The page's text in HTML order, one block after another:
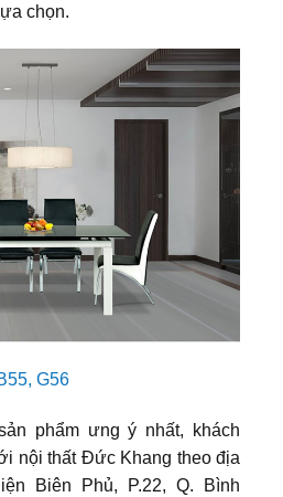
chọn.
G56
phẩm ưng ý nhất, khách
nội thất Đức Khang theo địa
Biên Phủ, P.22, Q. Bình